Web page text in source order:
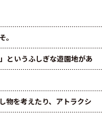
。
というふしぎな遊園地があ
物を考えたり、アトラクシ